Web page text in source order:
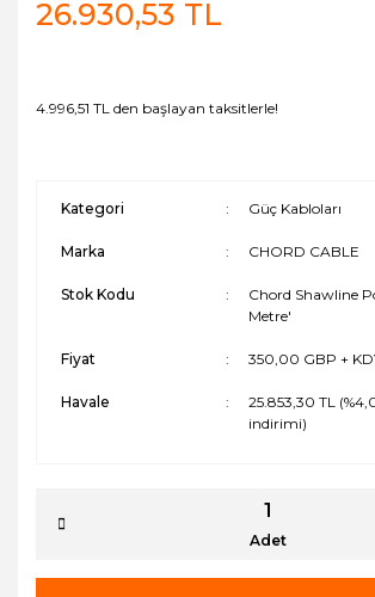
26.930,53 TL
4.996,51 TL den başlayan taksitlerle!
Kategori Güç Kabloları
Marka CHORD CABLE
Stok Kodu
Chord Shawline
Metre'
Fiyat 350,00 GBP +
Havale
25.853,30 TL
indirimi)
Adet